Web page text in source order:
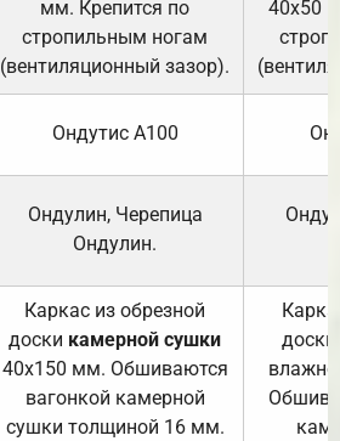
мм. Крепится по
стропильным ногам
(вентиляционный зазор).
40х50
Ондутис А100
Ондулин, Черепица
Ондулин.
Каркас из обрезной
доски камерной сушки
40х150 мм. Обшиваются
вагонкой камерной
сушки толщиной 16 мм.
доски